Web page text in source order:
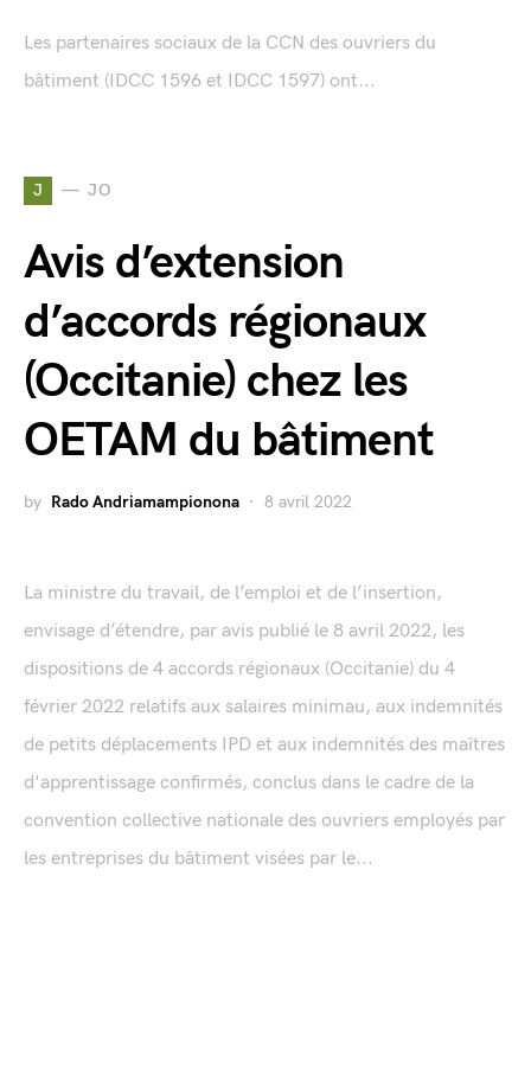
Les partenaires sociaux de la CCN des ouvriers du
bâtiment (IDCC 1596 et IDCC 1597) ont...
J JO
Avis d’extension
d’accords régionaux
(Occitanie) chez les
OETAM du bâtiment
by Rado Andriamampionona 8 avril 2022
La ministre du travail, de l’emploi et de l’insertion,
envisage d’étendre, par avis publié le 8 avril 2022, les
dispositions de 4 accords régionaux (Occitanie) du 4
février 2022 relatifs aux salaires minimau, aux indemnités
de petits déplacements IPD et aux indemnités des maîtres
d'apprentissage confirmés, conclus dans le cadre de la
convention collective nationale des ouvriers employés par
les entreprises du bâtiment visées par le...